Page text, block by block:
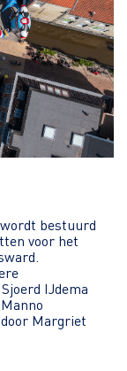
bestuurd
voor het
IJdema
Margriet